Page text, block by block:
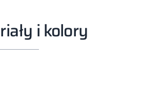
i kolory